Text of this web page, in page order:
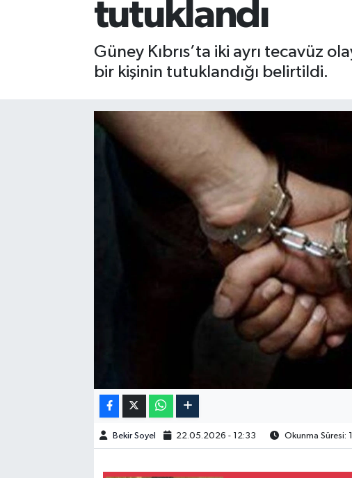
tutuklandı
Güney Kıbrıs’ta iki ayrı tecavüz
bir kişinin tutuklandığı belirtildi.
Bekir Soyel 22.05.2026 - 12:33 Okunma Süresi: